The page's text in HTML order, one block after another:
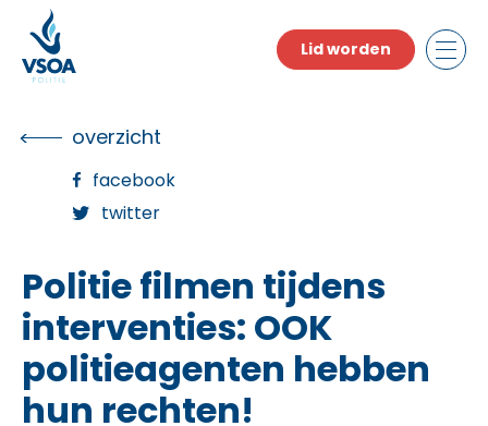
the
content
Lid worden
overzicht
facebook
twitter
Politie filmen tijdens
interventies: OOK
politieagenten hebben
hun rechten!